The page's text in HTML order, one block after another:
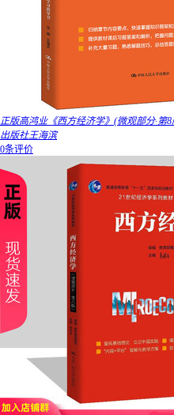
正版高鸿业《西方经济学》(微观部分·第
出版社王海滨
0条评价